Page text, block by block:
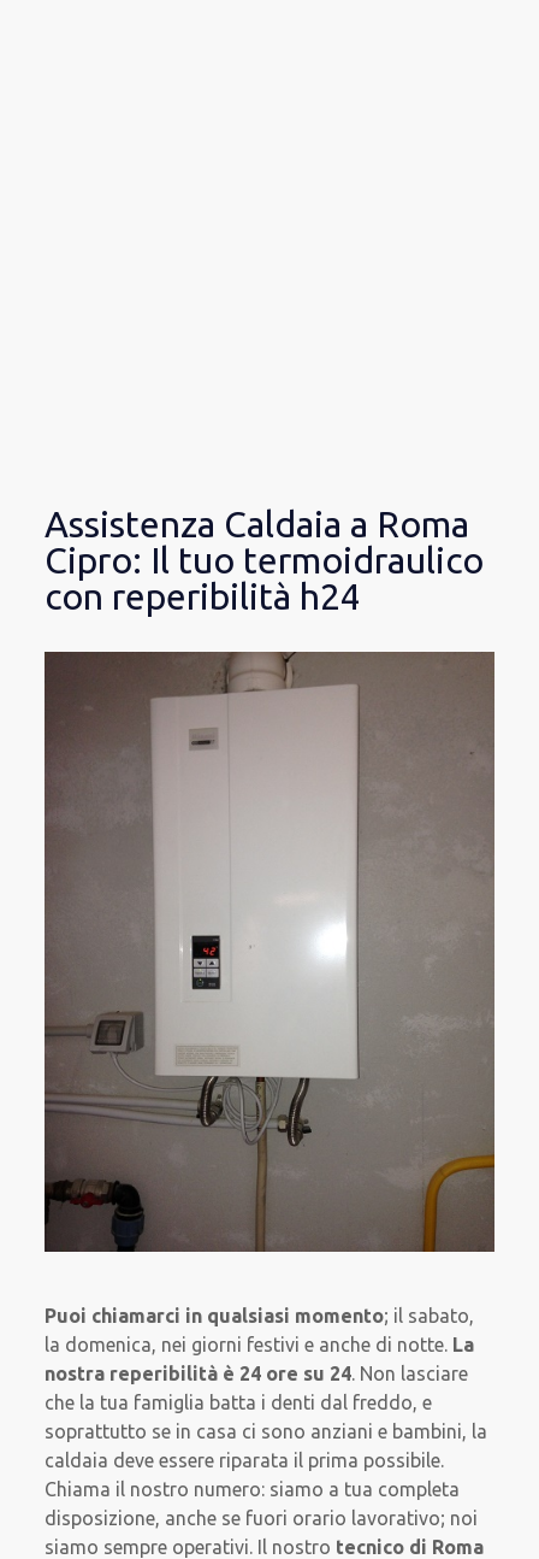
Assistenza Caldaia a Roma
Cipro: Il tuo termoidraulico
con reperibilità h24
Puoi chiamarci in qualsiasi momento; il sabato,
la domenica, nei giorni festivi e anche di notte. La
nostra reperibilità è 24 ore su 24. Non lasciare
che la tua famiglia batta i denti dal freddo, e
soprattutto se in casa ci sono anziani e bambini, la
caldaia deve essere riparata il prima possibile.
Chiama il nostro numero: siamo a tua completa
disposizione, anche se fuori orario lavorativo; noi
siamo sempre operativi. Il nostro tecnico di Roma